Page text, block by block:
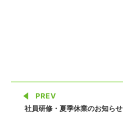
PREV
社員研修・夏季休業のお知らせ